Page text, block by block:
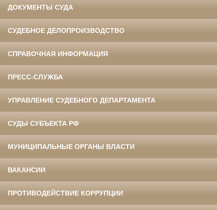
ДОКУМЕНТЫ СУДА
СУДЕБНОЕ ДЕЛОПРОИЗВОДСТВО
СПРАВОЧНАЯ ИНФОРМАЦИЯ
ПРЕСС-СЛУЖБА
УПРАВЛЕНИЕ СУДЕБНОГО ДЕПАРТАМЕНТА
СУДЫ СУБЪЕКТА РФ
МУНИЦИПАЛЬНЫЕ ОРГАНЫ ВЛАСТИ
ВАКАНСИИ
ПРОТИВОДЕЙСТВИЕ КОРРУПЦИИ